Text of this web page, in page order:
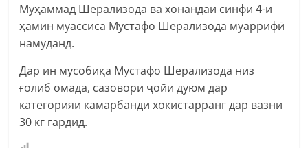
Муҳаммад Шерализода ва хонандаи синфи 4-и
ҳамин муассиса Мустафо Шерализода муаррифӣ
намуданд.
Дар ин мусобиқа Мустафо Шерализода низ
ғолиб омада, сазовори ҷойи дуюм дар
категорияи камарбанди хокистарранг дар вазни
30 кг гардид.